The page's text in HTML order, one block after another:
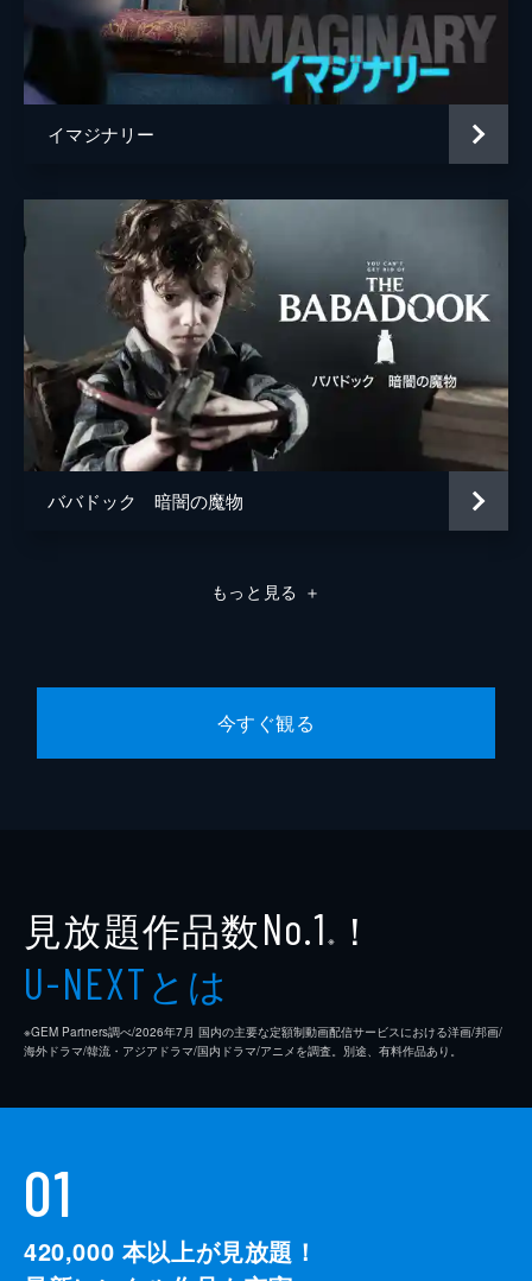
イマジナリー
ババドック 暗闇の魔物
もっと見る ＋
今すぐ観る
見放題作品数No.1 ※ ！
U-NEXTとは
※GEM Partners調べ/2026年7⽉ 国内の主要な定額制動画配信サービスにおける洋画/邦画/
海外ドラマ/韓流・アジアドラマ/国内ドラマ/アニメを調査。別途、有料作品あり。
01
420,000 本以上が見放題！